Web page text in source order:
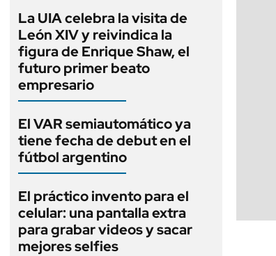
La UIA celebra la visita de
León XIV y reivindica la
figura de Enrique Shaw, el
futuro primer beato
empresario
El VAR semiautomático ya
tiene fecha de debut en el
fútbol argentino
El práctico invento para el
celular: una pantalla extra
para grabar videos y sacar
mejores selfies